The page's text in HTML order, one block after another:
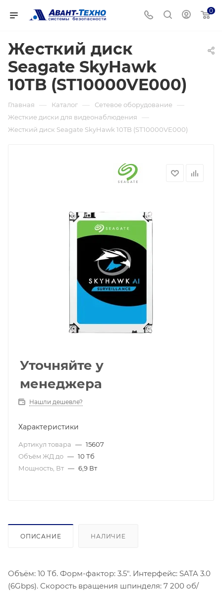
0
Жесткий диск
Seagate SkyHawk
10TB (ST10000VE000)
Главная — Каталог — Сетевое оборудование —
Жесткие диски для видеонаблюдения —
Жесткий диск Seagate SkyHawk 10TB (ST10000VE000)
Уточняйте у
менеджера
Нашли дешевле?
Характеристики
Артикул товара — 15607
Объём ЖД до — 10 Тб
Мощность, Вт — 6,9 Вт
ОПИСАНИЕ НАЛИЧИЕ
Объём: 10 Тб. Форм-фактор: 3.5". Интерфейс: SATA 3.0
(6Gbps). Скорость вращения шпинделя: 7 200 об/